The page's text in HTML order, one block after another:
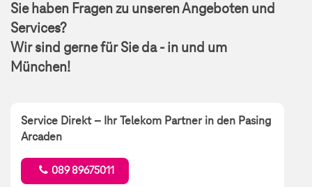
Sie haben Fragen zu unseren Angeboten und
Services?
Wir sind gerne für Sie da - in und um
München!
Service Direkt – Ihr Telekom Partner in den Pasing
Arcaden
089 89675011